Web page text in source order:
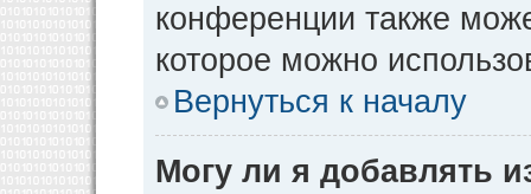
конференции также
которое можно
Вернуться к началу
Могу ли я добавлять